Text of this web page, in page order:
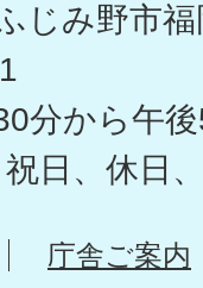
じみ野市
分から午
祝日、休日
庁舎ご案内